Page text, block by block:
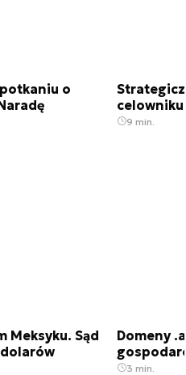
o
9 min.
Meksyku. Sąd
dolarów
Domeny
3 min.